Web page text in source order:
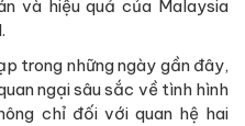
và hiệu quả của Malaysia
trong những ngày gần đây,
ngại sâu sắc về tình hình
chỉ đối với quan hệ hai